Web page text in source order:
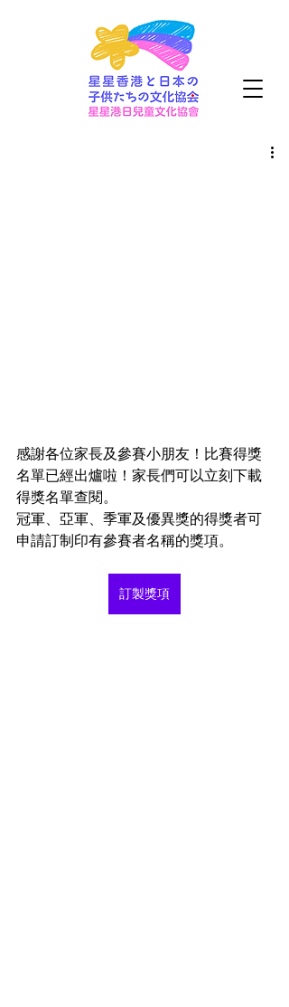
感謝各位家長及參賽小朋友！比賽得獎
名單已經出爐啦！家長們可以立刻下載
得獎名單查閱。
冠軍、亞軍、季軍及優異獎的得獎者可
申請訂制印有參賽者名稱的獎項。
訂製獎項